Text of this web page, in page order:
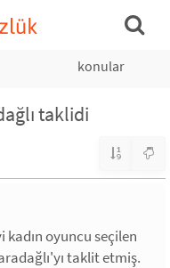
konular
taklidi
oyuncu seçilen
taklit etmiş.